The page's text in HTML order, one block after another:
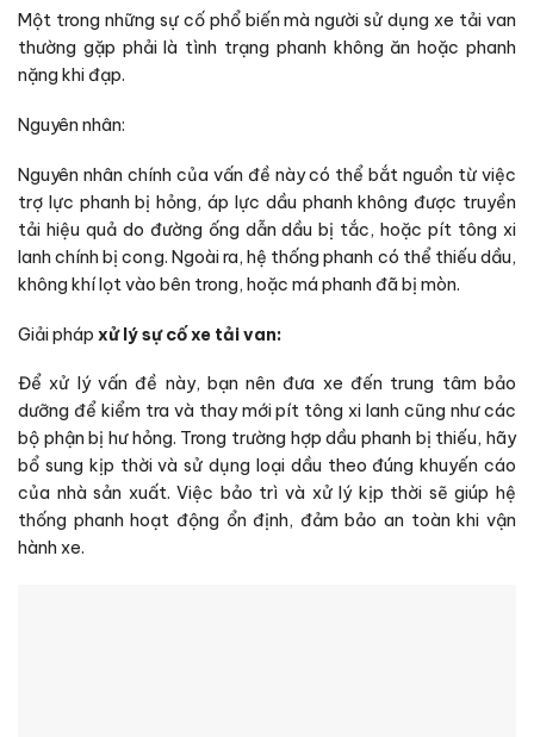
Một trong những sự cố phổ biến mà người sử dụng xe tải van
thường gặp phải là tình trạng phanh không ăn hoặc phanh
nặng khi đạp.
Nguyên nhân:
Nguyên nhân chính của vấn đề này có thể bắt nguồn từ việc
trợ lực phanh bị hỏng, áp lực dầu phanh không được truyền
tải hiệu quả do đường ống dẫn dầu bị tắc, hoặc pít tông xi
lanh chính bị cong. Ngoài ra, hệ thống phanh có thể thiếu dầu,
không khí lọt vào bên trong, hoặc má phanh đã bị mòn.
Giải pháp xử lý sự cố xe tải van:
Để xử lý vấn đề này, bạn nên đưa xe đến trung tâm bảo
dưỡng để kiểm tra và thay mới pít tông xi lanh cũng như các
bộ phận bị hư hỏng. Trong trường hợp dầu phanh bị thiếu, hãy
bổ sung kịp thời và sử dụng loại dầu theo đúng khuyến cáo
của nhà sản xuất. Việc bảo trì và xử lý kịp thời sẽ giúp hệ
thống phanh hoạt động ổn định, đảm bảo an toàn khi vận
hành xe.